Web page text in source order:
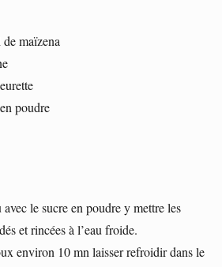
maïzena
poudre
le sucre en poudre y mettre les
et rincées à l’eau froide.
environ 10 mn laisser refroidir dans le